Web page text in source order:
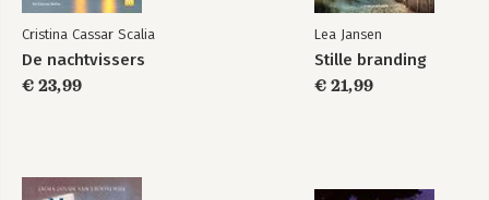
Cristina Cassar Scalia
De nachtvissers
€ 23,99
Lea Jansen
Stille branding
€ 21,99